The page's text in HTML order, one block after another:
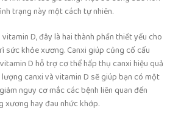
trạng này một cách tự nhiên.
D, đây là hai thành phần thiết yếu cho
sức khỏe xương. Canxi giúp củng cố cấu
D hỗ trợ cơ thể hấp thụ canxi hiệu quả
canxi và vitamin D sẽ giúp bạn có một
nguy cơ mắc các bệnh liên quan đến
xương hay đau nhức khớp.